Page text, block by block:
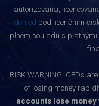
autorizována,
dohled pod licenčním
plném souladu s
RISK WARNING: CFDs
of losing money
accounts lose money